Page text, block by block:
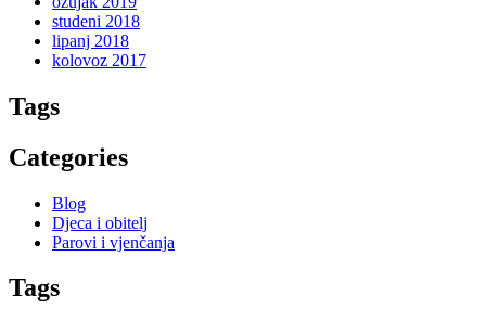
studeni 2018
lipanj 2018
kolovoz 2017
Tags
Categories
Blog
Djeca i obitelj
Parovi i vjenčanja
Tags